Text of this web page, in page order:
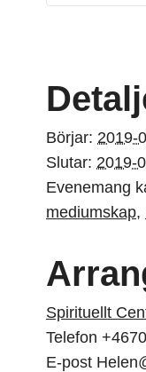
Börjar: 2019-
Slutar: 2019-
Evenemang
mediumskap,
Spirituellt
Telefon
E-post